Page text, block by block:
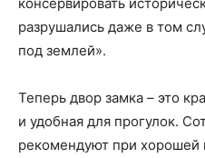
разрушались даже в том
под землей».
Теперь двор замка – это
и удобная для прогулок.
рекомендуют при хорошей